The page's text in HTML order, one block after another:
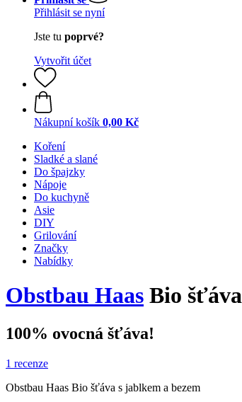
Přihlásit se nyní
Jste tu poprvé?
Vytvořit účet
Nákupní košík 0,00 Kč
Koření
Sladké a slané
Do špajzky
Nápoje
Do kuchyně
Asie
DIY
Grilování
Značky
Nabídky
Obstbau Haas Bio
100% ovocná šťáva!
1 recenze
Obstbau Haas Bio šťáva s jablkem a bezem